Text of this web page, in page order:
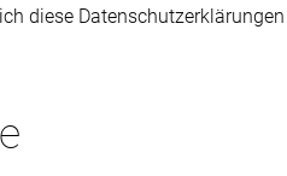
diese